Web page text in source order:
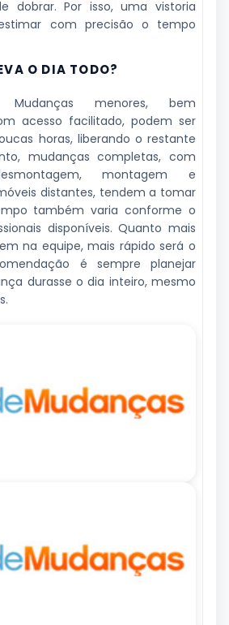
dobrar. Por isso, uma vistoria
com precisão o tempo
O DIA TODO?
Mudanças menores, bem
acesso facilitado, podem ser
horas, liberando o restante
mudanças completas, com
montagem e
distantes, tendem a tomar
também varia conforme o
disponíveis. Quanto mais
na equipe, mais rápido será o
é sempre planejar
durasse o dia inteiro, mesmo